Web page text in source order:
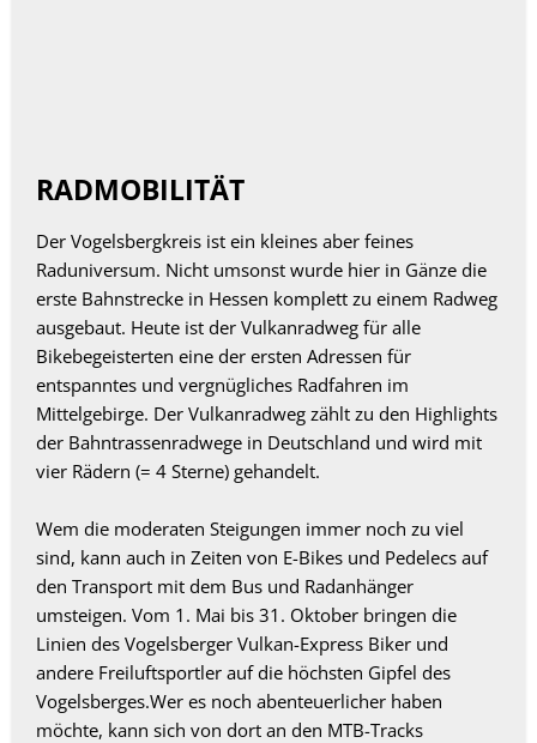
RADMOBILITÄT
Der Vogelsbergkreis ist ein kleines aber feines
Raduniversum. Nicht umsonst wurde hier in Gänze die
erste Bahnstrecke in Hessen komplett zu einem Radweg
ausgebaut. Heute ist der Vulkanradweg für alle
Bikebegeisterten eine der ersten Adressen für
entspanntes und vergnügliches Radfahren im
Mittelgebirge. Der Vulkanradweg zählt zu den Highlights
der Bahntrassenradwege in Deutschland und wird mit
vier Rädern (= 4 Sterne) gehandelt.
Wem die moderaten Steigungen immer noch zu viel
sind, kann auch in Zeiten von E-Bikes und Pedelecs auf
den Transport mit dem Bus und Radanhänger
umsteigen. Vom 1. Mai bis 31. Oktober bringen die
Linien des Vogelsberger Vulkan-Express Biker und
andere Freiluftsportler auf die höchsten Gipfel des
Vogelsberges.Wer es noch abenteuerlicher haben
möchte, kann sich von dort an den MTB-Tracks